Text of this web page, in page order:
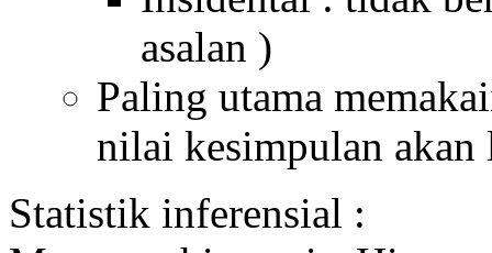
asalan )
Paling utama
nilai kesimpulan akan
Statistik inferensial :